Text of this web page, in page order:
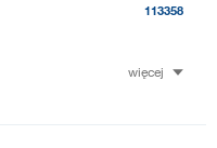
113358
więcej